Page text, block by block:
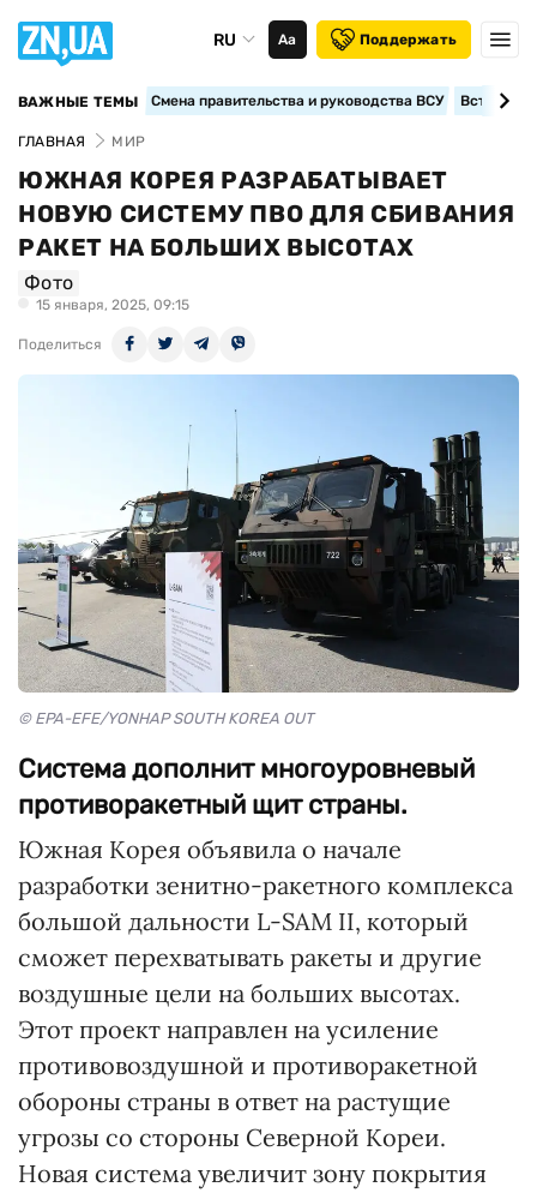
RU Аа Поддержать
ВАЖНЫЕ ТЕМЫ Смена правительства и руководства ВСУ
ГЛАВНАЯ МИР
ЮЖНАЯ КОРЕЯ РАЗРАБАТЫВАЕТ
НОВУЮ СИСТЕМУ ПВО ДЛЯ СБИВАНИЯ
РАКЕТ НА БОЛЬШИХ ВЫСОТАХ
Фото
15 января, 2025, 09:15
Поделиться
© EPA-EFE/YONHAP SOUTH KOREA OUT
Система дополнит многоуровневый
противоракетный щит страны.
Южная Корея объявила о начале
разработки зенитно-ракетного комплекса
большой дальности L-SAM II, который
сможет перехватывать ракеты и другие
воздушные цели на больших высотах.
Этот проект направлен на усиление
противовоздушной и противоракетной
обороны страны в ответ на растущие
угрозы со стороны Северной Кореи.
Новая система увеличит зону покрытия